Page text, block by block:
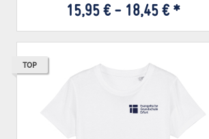
15,95 € - 18,45 € *
TOP